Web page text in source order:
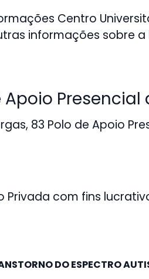
Centro
informações sobre
83 Polo de Apoio
Privada com fins
DO ESPECTRO